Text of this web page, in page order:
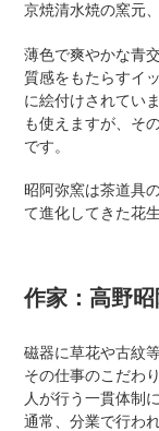
cart
京焼清水焼の窯元
薄色で爽やかな青
質感をもたらすイ
に絵付けされてい
も使えますが、そ
です。
昭阿弥窯は茶道具
て進化してきた花
作家：高野
磁器に草花や古紋
その仕事のこだわ
人が行う一貫体制
通常、分業で行わ